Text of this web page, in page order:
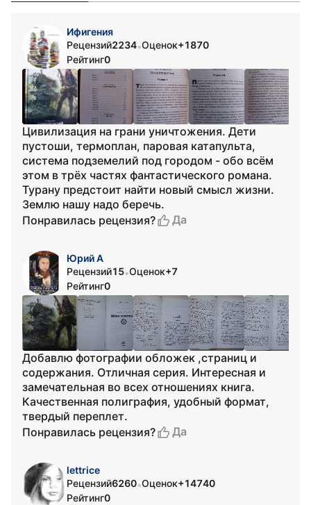
Ифигения
Рецензий2234•Оценок+1870
Рейтинг0
Цивилизация на грани уничтожения. Дети
пустоши, термоплан, паровая катапульта,
система подземелий под городом - обо всём
этом в трёх частях фантастического романа.
Турану предстоит найти новый смысл жизни.
Землю нашу надо беречь.
Понравилась рецензия?
Да
Юрий А
Рецензий15•Оценок+7
Рейтинг0
Добавлю фотографии обложек ,страниц и
содержания. Отличная серия. Интересная и
замечательная во всех отношениях книга.
Качественная полиграфия, удобный формат,
твердый переплет.
Понравилась рецензия?
Да
lettrice
Рецензий6260•Оценок+14740
Рейтинг0